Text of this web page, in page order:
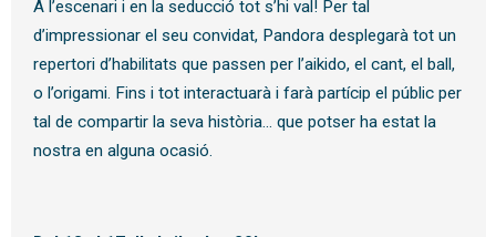
A l’escenari i en la seducció tot s’hi val! Per tal
d’impressionar el seu convidat, Pandora desplegarà tot un
repertori d’habilitats que passen per l’aikido, el cant, el ball,
o l’origami. Fins i tot interactuarà i farà partícip el públic per
tal de compartir la seva història... que potser ha estat la
nostra en alguna ocasió.